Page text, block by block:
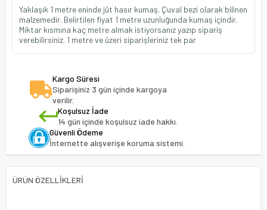
Yaklaşık 1 metre eninde jüt hasır kumaş. Çuval bezi olarak bilinen
malzemedir. Belirtilen fiyat 1 metre uzunluğunda kumaş içindir.
Miktar kısmına kaç metre almak istiyorsanız yazıp sipariş
verebilirsiniz. 1 metre ve üzeri siparişleriniz tek par
Kargo Süresi
Siparişiniz 3 gün içinde kargoya
verilir.
Koşulsuz İade
14 gün içinde koşulsuz iade hakkı.
Güvenli Ödeme
İnternette alışverişe koruma sistemi.
ÜRÜN ÖZELLIKLERI